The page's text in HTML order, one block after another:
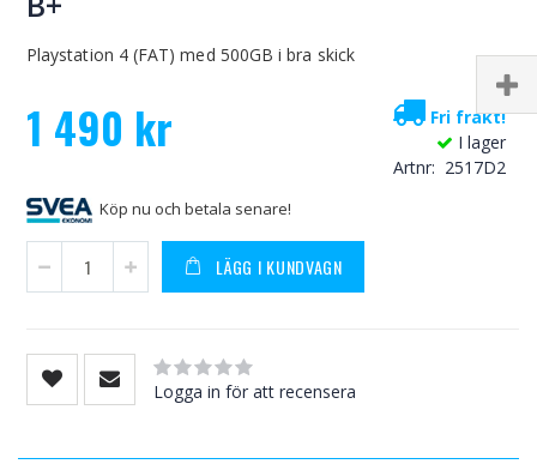
Playstation 4 (FAT) med 500GB i bra skick
1 490 kr
Fri frakt!
I lager
Artnr
2517D2
Köp nu och betala senare!
LÄGG I KUNDVAGN
Rating:
0% of100
Logga in för att recensera